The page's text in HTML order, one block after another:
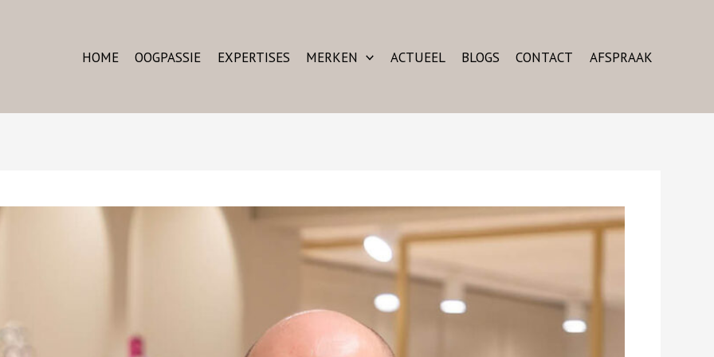
HOME OOGPASSIE EXPERTISES MERKEN ACTUEEL BLOGS CONTACT AFSPRAAK